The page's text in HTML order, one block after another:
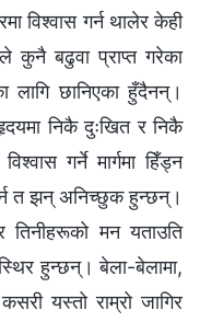
विश्‍वास गर्न थालेर केही
कुनै बढुवा प्राप्त गरेका
लागि छानिएका हुँदैनन्।
निकै दुःखित र निकै
गर्ने मार्गमा हिँड्न
त झन् अनिच्छुक हुन्छन्।
मन यताउति
हुन्छन्। बेला-बेलामा,
यस्तो राम्रो जागिर